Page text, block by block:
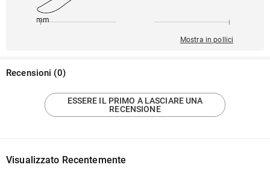
145mm
Mostra in pollici
Recensioni (0)
ESSERE IL PRIMO A LASCIARE UNA
RECENSIONE
Visualizzato Recentemente